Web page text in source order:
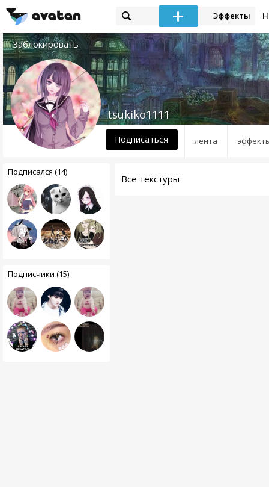
Эффекты
Заблокировать
лента
tsukiko1111
Подписаться
Подписался (14)
Подписчики (15)
Все текстуры